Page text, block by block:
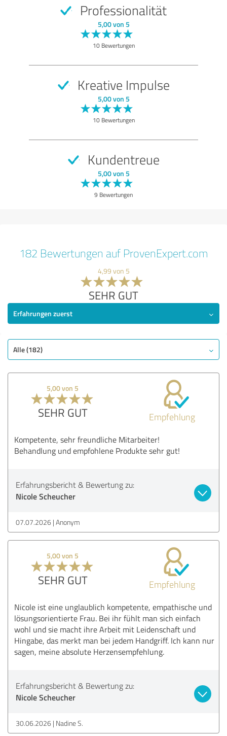
Professionalität
5,00 von 5
10 Bewertungen
Kreative Impulse
5,00 von 5
10 Bewertungen
Kundentreue
5,00 von 5
9 Bewertungen
182 Bewertungen auf ProvenExpert.com
4,99 von 5
SEHR GUT
Erfahrungen zuerst
Alle (182)
5,00 von 5
SEHR GUT Empfehlung
Kompetente, sehr freundliche Mitarbeiter!
Behandlung und empfohlene Produkte sehr gut!
Erfahrungsbericht & Bewertung zu:
Nicole Scheucher
07.07.2026 Anonym
5,00 von 5
SEHR GUT Empfehlung
Nicole ist eine unglaublich kompetente, empathische und
lösungsorientierte Frau. Bei ihr fühlt man sich einfach
wohl und sie macht ihre Arbeit mit Leidenschaft und
Hingabe, das merkt man bei jedem Handgriff. Ich kann nur
sagen, meine absolute Herzensempfehlung.
Erfahrungsbericht & Bewertung zu:
Nicole Scheucher
30.06.2026 Nadine S.